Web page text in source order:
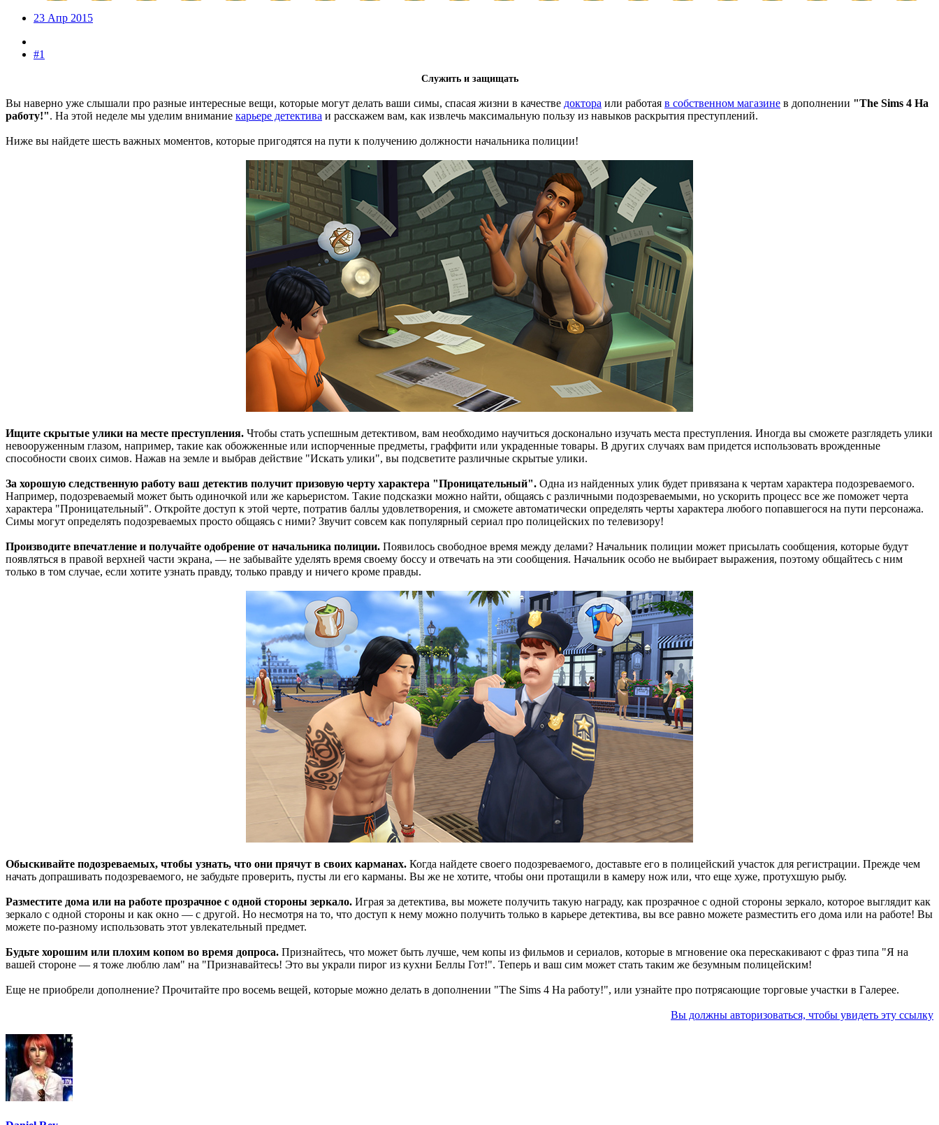
23 Апр 2015
#1
Служить и защищать
Вы наверно уже слышали про разные интересные вещи, которые могут делать ваши симы, спасая жизни в качестве доктора или работая в собственном магазине в дополнении "The Sims 4 На
работу!". На этой неделе мы уделим внимание карьере детектива и расскажем вам, как извлечь максимальную пользу из навыков раскрытия преступлений.
Ниже вы найдете шесть важных моментов, которые пригодятся на пути к получению должности начальника полиции!
Ищите скрытые улики на месте преступления. Чтобы стать успешным детективом, вам необходимо научиться досконально изучать места преступления. Иногда вы сможете разглядеть улики
невооруженным глазом, например, такие как обожженные или испорченные предметы, граффити или украденные товары. В других случаях вам придется использовать врожденные
способности своих симов. Нажав на земле и выбрав действие "Искать улики", вы подсветите различные скрытые улики.
За хорошую следственную работу ваш детектив получит призовую черту характера "Проницательный". Одна из найденных улик будет привязана к чертам характера подозреваемого.
Например, подозреваемый может быть одиночкой или же карьеристом. Такие подсказки можно найти, общаясь с различными подозреваемыми, но ускорить процесс все же поможет черта
характера "Проницательный". Откройте доступ к этой черте, потратив баллы удовлетворения, и сможете автоматически определять черты характера любого попавшегося на пути персонажа.
Симы могут определять подозреваемых просто общаясь с ними? Звучит совсем как популярный сериал про полицейских по телевизору!
Производите впечатление и получайте одобрение от начальника полиции. Появилось свободное время между делами? Начальник полиции может присылать сообщения, которые будут
появляться в правой верхней части экрана, — не забывайте уделять время своему боссу и отвечать на эти сообщения. Начальник особо не выбирает выражения, поэтому общайтесь с ним
только в том случае, если хотите узнать правду, только правду и ничего кроме правды.
Обыскивайте подозреваемых, чтобы узнать, что они прячут в своих карманах. Когда найдете своего подозреваемого, доставьте его в полицейский участок для регистрации. Прежде чем
начать допрашивать подозреваемого, не забудьте проверить, пусты ли его карманы. Вы же не хотите, чтобы они протащили в камеру нож или, что еще хуже, протухшую рыбу.
Разместите дома или на работе прозрачное с одной стороны зеркало. Играя за детектива, вы можете получить такую награду, как прозрачное с одной стороны зеркало, которое выглядит как
зеркало с одной стороны и как окно — с другой. Но несмотря на то, что доступ к нему можно получить только в карьере детектива, вы все равно можете разместить его дома или на работе! Вы
можете по-разному использовать этот увлекательный предмет.
Будьте хорошим или плохим копом во время допроса. Признайтесь, что может быть лучше, чем копы из фильмов и сериалов, которые в мгновение ока перескакивают с фраз типа "Я на
вашей стороне — я тоже люблю лам" на "Признавайтесь! Это вы украли пирог из кухни Беллы Гот!". Теперь и ваш сим может стать таким же безумным полицейским!
Еще не приобрели дополнение? Прочитайте про восемь вещей, которые можно делать в дополнении "The Sims 4 На работу!", или узнайте про потрясающие торговые участки в Галерее.
Вы должны авторизоваться, чтобы увидеть эту ссылку